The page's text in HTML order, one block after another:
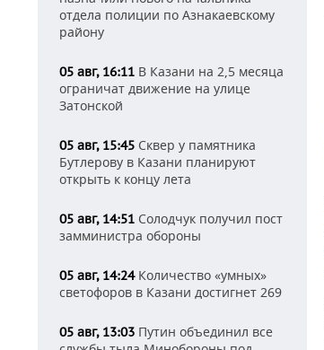
отдела полиции по Азнакаевскому
району
05 авг, 16:11 В Казани на 2,5 месяца
ограничат движение на улице
Затонской
05 авг, 15:45 Сквер у памятника
Бутлерову в Казани планируют
открыть к концу лета
05 авг, 14:51 Солодчук получил пост
замминистра обороны
05 авг, 14:24Количество «умных»
светофоров в Казани достигнет 269
05 авг, 13:03 Путин объединил все